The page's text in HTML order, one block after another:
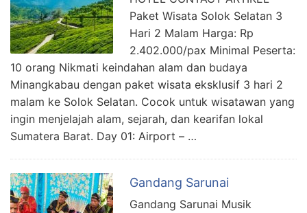
Paket Wisata Solok Selatan 3
Hari 2 Malam Harga: Rp
2.402.000/pax Minimal Peserta:
10 orang Nikmati keindahan alam dan budaya
Minangkabau dengan paket wisata eksklusif 3 hari 2
malam ke Solok Selatan. Cocok untuk wisatawan yang
ingin menjelajah alam, sejarah, dan kearifan lokal
Sumatera Barat. Day 01: Airport – …
Gandang Sarunai
Gandang Sarunai Musik